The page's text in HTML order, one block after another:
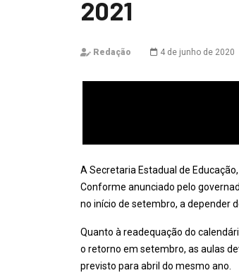
2021
Redação 4 de junho de 2020
A Secretaria Estadual de
Conforme anunciado pelo
no início de setembro, a depender
Quanto à readequação do
o retorno em setembro, as aulas
previsto para abril do mesmo ano.